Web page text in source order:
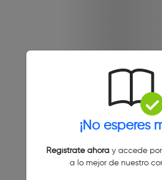
¡No esperes
Regístrate ahoray accede por
a lo mejor de nuestro